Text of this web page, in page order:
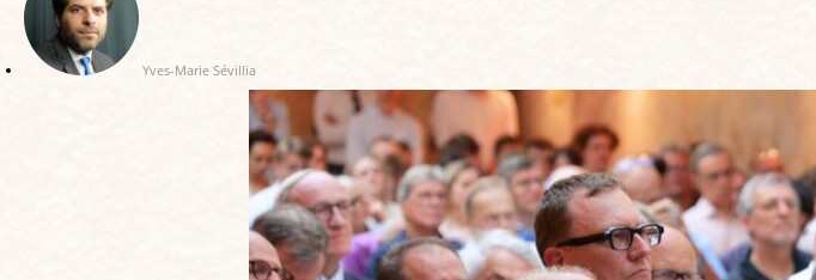
Yves-Marie Sévillia